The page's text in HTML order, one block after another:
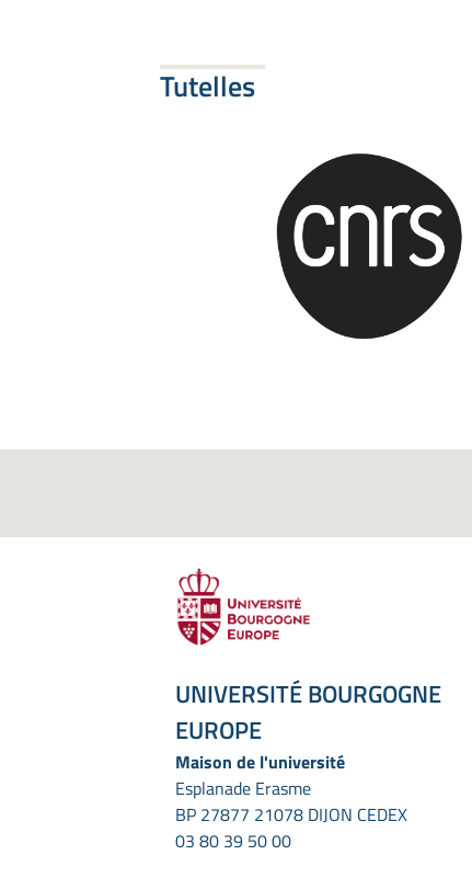
Tutelles
UNIVERSITÉ BOURGOGNE
EUROPE
Maison de l'université
Esplanade Erasme
BP 27877 21078 DIJON CEDEX
03 80 39 50 00